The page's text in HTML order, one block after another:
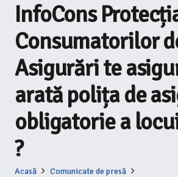
InfoCons
Consumatorilor
Asigurări te
arată polița de
obligatorie a
?
Acasă
Comunicate de presă